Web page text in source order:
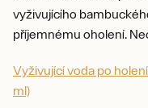
vyživujícího
příjemnému oholení.
Vyživující voda po
ml)